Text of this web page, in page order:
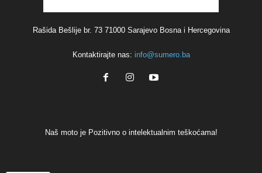
Rašida Bešlije br. 73 71000 Sarajevo Bosna i Hercegovina
Kontaktirajte nas: info@sumero.ba
Naš moto je Pozitivno o intelektualnim teškoćama!